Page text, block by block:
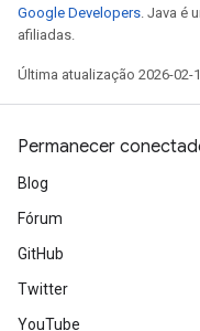
Google Developers. Java é
afiliadas.
Última atualização 2026-02-
Permanecer
Blog
Fórum
GitHub
Twitter
YouTube